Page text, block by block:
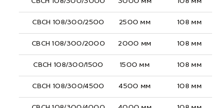
СВСН 108/300/2500 2500 мм 108 мм
СВСН 108/300/2000 2000 мм 108 мм
СВСН 108/300/1500 1500 мм 108 мм
СВСН 108/300/4500 4500 мм 108 мм